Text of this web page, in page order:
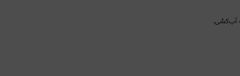
آب‌کشی.